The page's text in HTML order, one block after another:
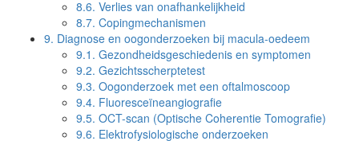
8.6. Verlies van onafhankelijkheid
8.7. Copingmechanismen
9. Diagnose en oogonderzoeken bij macula-oedeem
9.1. Gezondheidsgeschiedenis en symptomen
9.2. Gezichtsscherptetest
9.3. Oogonderzoek met een oftalmoscoop
9.4. Fluoresceïneangiografie
9.5. OCT-scan (Optische Coherentie Tomografie)
9.6. Elektrofysiologische onderzoeken